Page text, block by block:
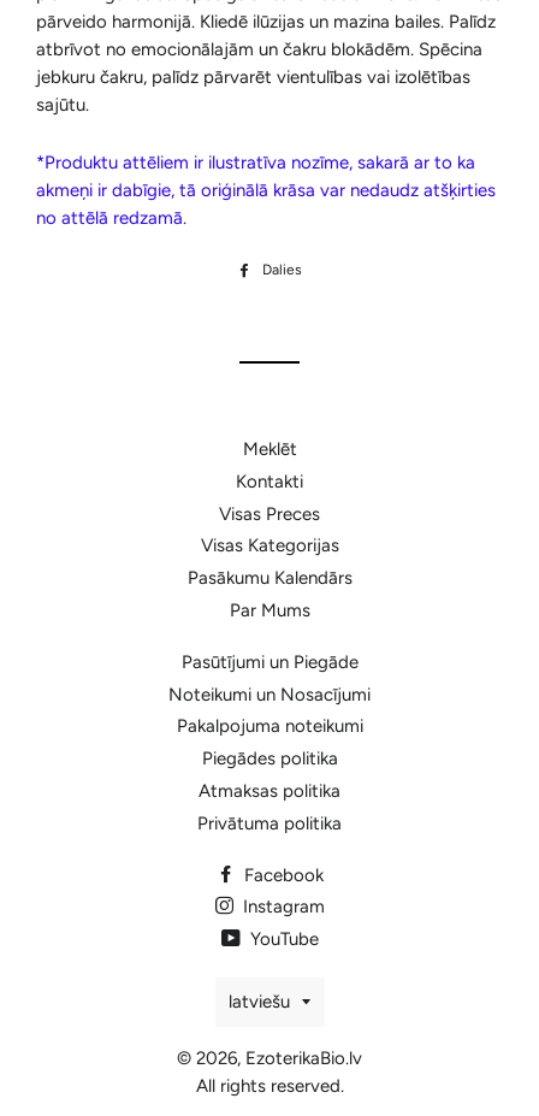
pārveido harmonijā. Kliedē ilūzijas un mazina bailes. Palīdz
atbrīvot no emocionālajām un čakru blokādēm. Spēcina
jebkuru čakru, palīdz pārvarēt vientulības vai izolētības
sajūtu.
*Produktu attēliem ir ilustratīva nozīme, sakarā ar to ka
akmeņi ir dabīgie, tā oriģinālā krāsa var nedaudz atšķirties
no attēlā redzamā.
Dalies
Meklēt
Kontakti
Visas Preces
Visas Kategorijas
Pasākumu Kalendārs
Par Mums
Pasūtījumi un Piegāde
Noteikumi un Nosacījumi
Pakalpojuma noteikumi
Piegādes politika
Atmaksas politika
Privātuma politika
Facebook
Instagram
YouTube
Valoda
latviešu
© 2026, EzoterikaBio.lv
All rights reserved.